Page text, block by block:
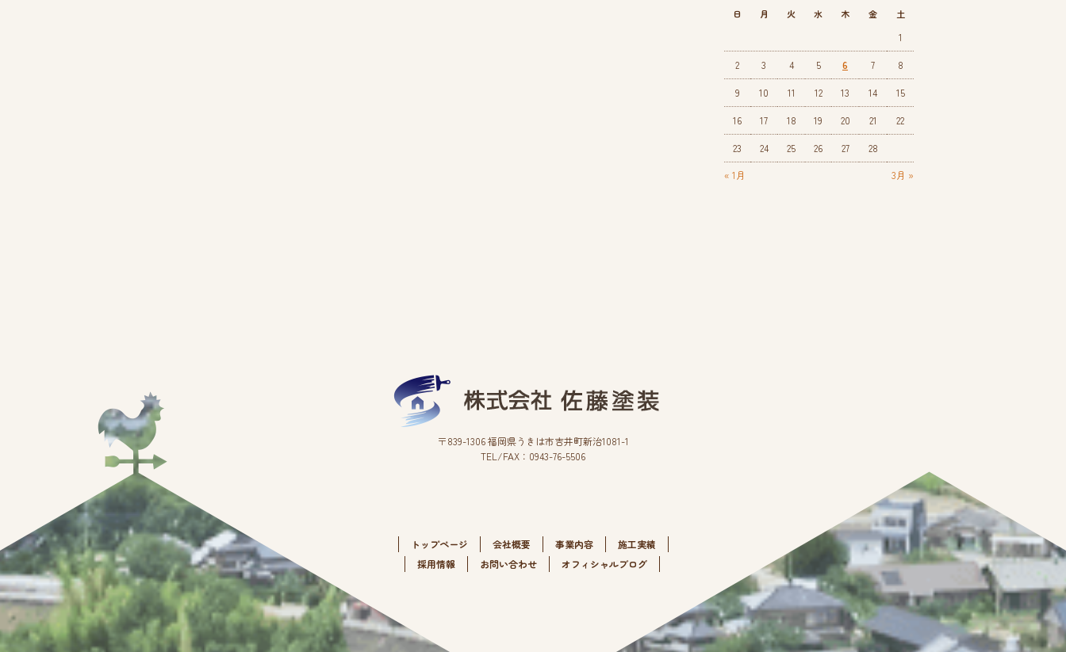
日 月 火 水 木 金 土
« 1月 3月 »
1
2 3 4 5 6 7 8
9 10 11 12 13 14 15
16 17 18 19 20 21 22
23 24 25 26 27 28
トップページ 会社概要 事業内容
施工実績
採用情報
お問い合わせ オフィシャルブログ
〒839-1306 福岡県うきは市吉井町新治1081-1
TEL/FAX：0943-76-5506